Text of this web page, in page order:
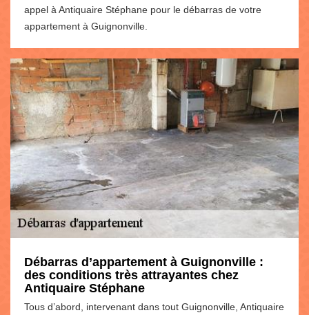
appel à Antiquaire Stéphane pour le débarras de votre
appartement à Guignonville.
Débarras d’appartement à Guignonville :
des conditions très attrayantes chez
Antiquaire Stéphane
Tous d’abord, intervenant dans tout Guignonville, Antiquaire